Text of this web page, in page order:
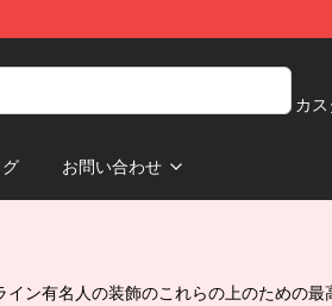
カス
お問い合わせ
ン有名人の装飾のこれらの上のための最